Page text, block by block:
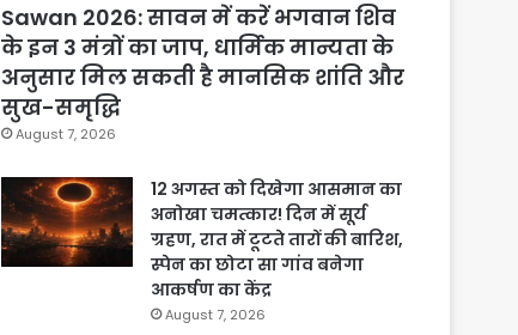
Sawan 2026: सावन में करें भगवान शिव
के इन 3 मंत्रों का जाप, धार्मिक मान्यता के
अनुसार मिल सकती है मानसिक शांति और
सुख-समृद्धि
August 7, 2026
12 अगस्त को दिखेगा आसमान का
अनोखा चमत्कार! दिन में सूर्य
ग्रहण, रात में टूटते तारों की बारिश,
स्पेन का छोटा सा गांव बनेगा
आकर्षण का केंद्र
August 7, 2026